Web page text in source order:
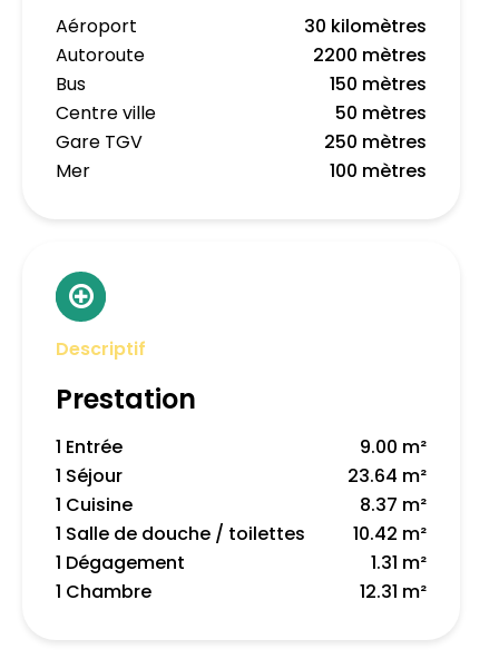
Aéroport
30 kilomètres
Autoroute
2200 mètres
Bus
150 mètres
Centre ville
50 mètres
Gare TGV
250 mètres
Mer
100 mètres
Descriptif
Prestation
1 Entrée
9.00 m²
1 Séjour
23.64 m²
1 Cuisine
8.37 m²
1 Salle de douche / toilettes
10.42 m²
1 Dégagement
1.31 m²
1 Chambre
12.31 m²